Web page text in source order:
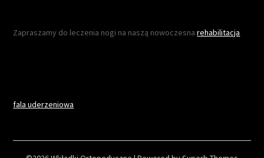
Zapraszamy do leczenia nogi na naszą nowoczesnarehabilitacja
fala uderzeniowa